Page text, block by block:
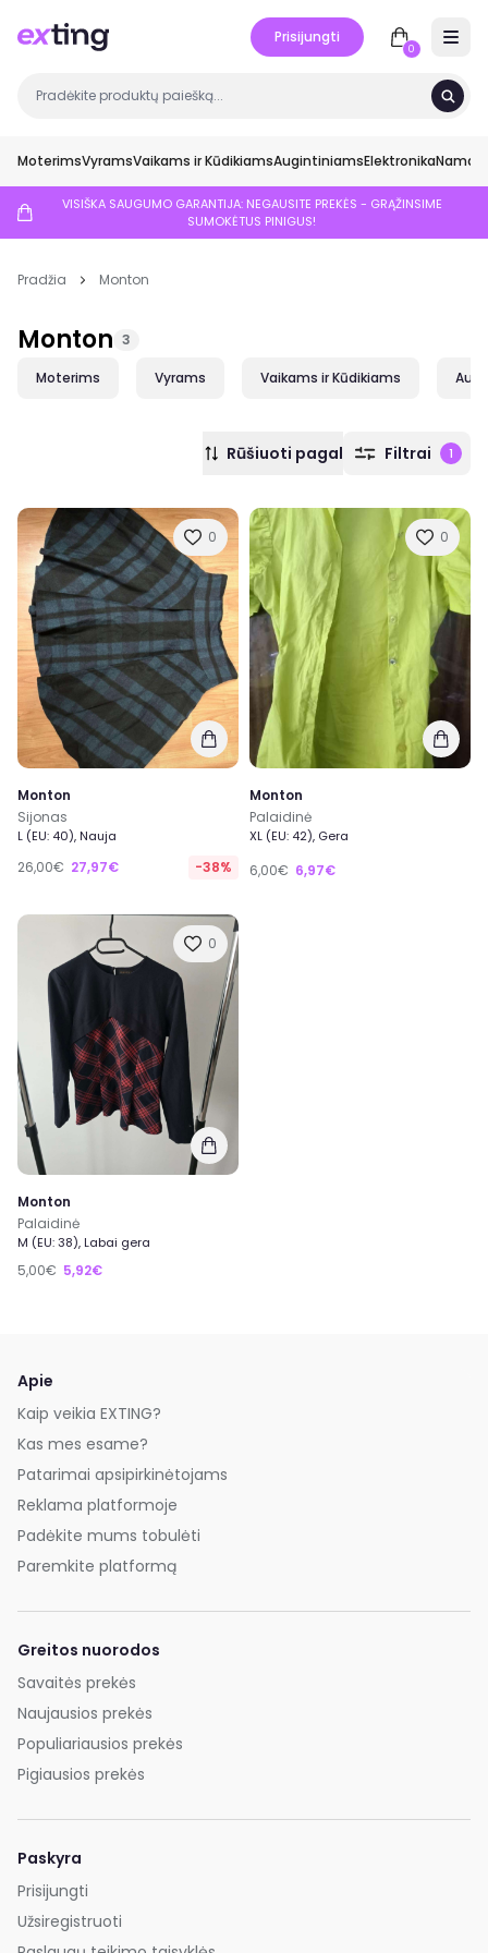
Prisijungti
0
MoterimsVyramsVaikams ir KūdikiamsAugintiniamsElektronikaNamai
VISIŠKA SAUGUMO GARANTIJA: NEGAUSITE PREKĖS - GRĄŽINSIME
SUMOKĖTUS PINIGUS!
Pradžia Monton
Monton 3
Moterims Vyrams Vaikams ir Kūdikiams
Rūšiuoti pagal Filtrai 1
0
Monton
Sijonas
L (EU: 40), Nauja
26,00€ 27,97€ -38%
0
Monton
Palaidinė
XL (EU: 42), Gera
6,00€ 6,97€
0
Monton
Palaidinė
M (EU: 38), Labai gera
5,00€ 5,92€
Apie
Kaip veikia EXTING?
Kas mes esame?
Patarimai apsipirkinėtojams
Reklama platformoje
Padėkite mums tobulėti
Paremkite platformą
Greitos nuorodos
Savaitės prekės
Naujausios prekės
Populiariausios prekės
Pigiausios prekės
Paskyra
Prisijungti
Užsiregistruoti